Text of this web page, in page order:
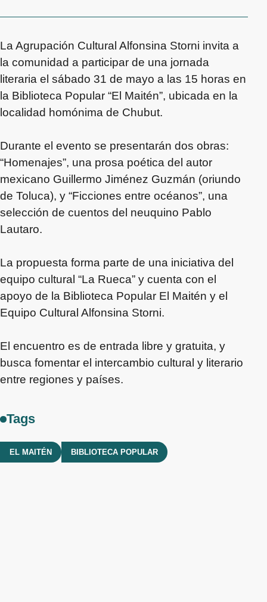
La Agrupación Cultural Alfonsina Storni invita a
la comunidad a participar de una jornada
literaria el sábado 31 de mayo a las 15 horas en
la Biblioteca Popular “El Maitén”, ubicada en la
localidad homónima de Chubut.
Durante el evento se presentarán dos obras:
“Homenajes”, una prosa poética del autor
mexicano Guillermo Jiménez Guzmán (oriundo
de Toluca), y “Ficciones entre océanos”, una
selección de cuentos del neuquino Pablo
Lautaro.
La propuesta forma parte de una iniciativa del
equipo cultural “La Rueca” y cuenta con el
apoyo de la Biblioteca Popular El Maitén y el
Equipo Cultural Alfonsina Storni.
El encuentro es de entrada libre y gratuita, y
busca fomentar el intercambio cultural y literario
entre regiones y países.
Tags
EL MAITÉN BIBLIOTECA POPULAR